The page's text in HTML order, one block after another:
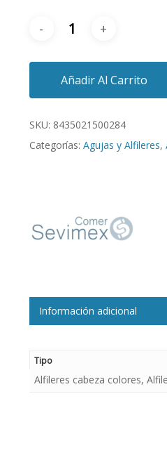
Añadir Al Carrito
SKU: 8435021500284
Categorías: Agujas y Alfileres,
Información adicional
Tipo
Alfileres cabeza colores,